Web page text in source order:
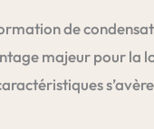
de
majeur pour